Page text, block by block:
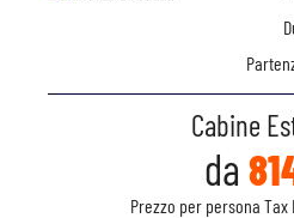
Cabine
da
Prezzo per persona Tax